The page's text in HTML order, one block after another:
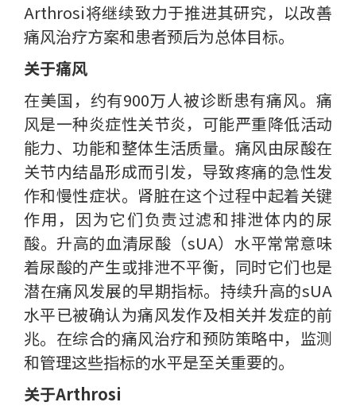
Arthrosi将继续致力于推进其研究，以改善
痛风治疗方案和患者预后为总体目标。
关于痛风
在美国，约有900万人被诊断患有痛风。痛
风是一种炎症性关节炎，可能严重降低活动
能力、功能和整体生活质量。痛风由尿酸在
关节内结晶形成而引发，导致疼痛的急性发
作和慢性症状。肾脏在这个过程中起着关键
作用，因为它们负责过滤和排泄体内的尿
酸。升高的血清尿酸（sUA）水平常常意味
着尿酸的产生或排泄不平衡，同时它们也是
潜在痛风发展的早期指标。持续升高的sUA
水平已被确认为痛风发作及相关并发症的前
兆。在综合的痛风治疗和预防策略中，监测
和管理这些指标的水平是至关重要的。
关于Arthrosi